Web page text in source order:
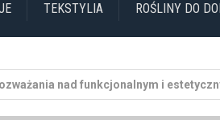
TEKSTYLIA ROŚLINY DO
nad funkcjonalnym i